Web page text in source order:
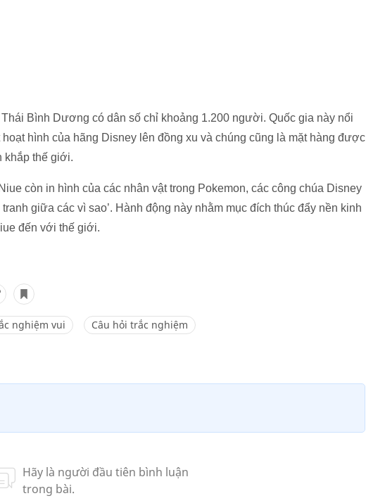
Bình Dương có dân số chỉ khoảng 1.200 người. Quốc gia này nổi
hình của hãng Disney lên đồng xu và chúng cũng là mặt hàng được
khắp thế giới.
còn in hình của các nhân vật trong Pokemon, các công chúa Disney
giữa các vì sao’. Hành động này nhằm mục đích thúc đẩy nền kinh
đến với thế giới.
nghiệm vui Câu hỏi trắc nghiệm